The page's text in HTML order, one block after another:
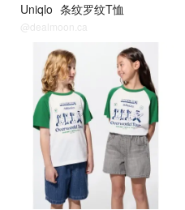
Uniqlo 条纹罗纹T恤
@dealmoon.ca